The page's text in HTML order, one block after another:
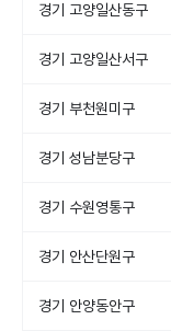
경기 고양일산동구
경기 고양일산서구
경기 부천원미구
경기 성남분당구
경기 수원영통구
경기 안산단원구
경기 안양동안구